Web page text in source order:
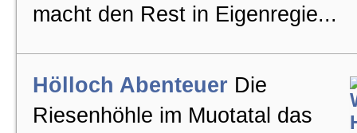
Firmenausflug
macht den Rest in Eigenregie...
Hölloch Abenteuer Die
Riesenhöhle im Muotatal das